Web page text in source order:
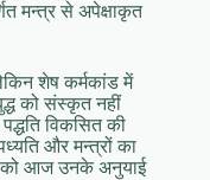
मन्त्र से अपेक्षाकृत
शेष कर्मकांड में
को संस्कृत नहीं
विकसित की
और मन्त्रों का
को आज उनके अनुयाई